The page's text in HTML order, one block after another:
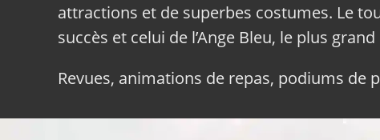
attractions et de superbes costumes. Le
succès et celui de l’Ange Bleu, le plus
Revues, animations de repas, podiums de